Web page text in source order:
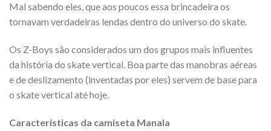
Mal sabendo eles, que aos poucos essa brincadeira os
tornavam verdadeiras lendas dentro do universo do skate.
Os Z-Boys são considerados um dos grupos mais influentes
da história do skate vertical. Boa parte das manobras aéreas
e de deslizamento (inventadas por eles) servem de base para
o skate vertical até hoje.
Características da camiseta Manala